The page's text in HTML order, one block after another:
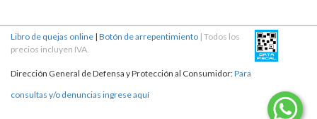
Libro de quejas online | Botón de arrepentimiento | Todos los
precios incluyen IVA.
Dirección General de Defensa y Protección al Consumidor:Para
consultas y/o denuncias ingrese aquí